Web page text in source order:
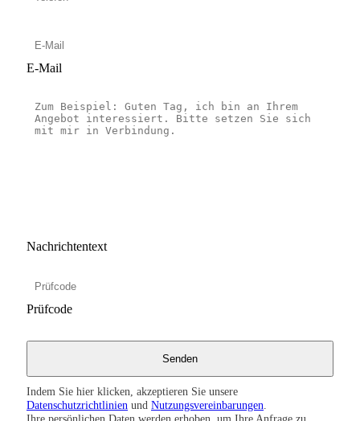
E-Mail
Nachrichtentext
Prüfcode
Indem Sie hier klicken, akzeptieren Sie unsere
Datenschutzrichtlinien und Nutzungsvereinbarungen.